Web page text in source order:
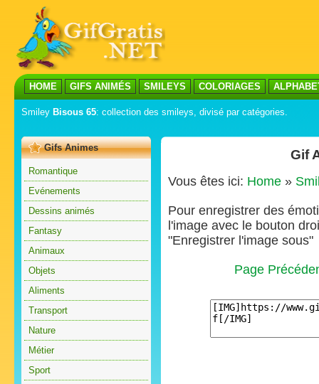
HOME GIFS ANIMÉS SMILEYS COLORIAGES
Smiley Bisous 65: collection des smileys, divisé par catégories.
Gifs Animes
Romantique
Evénements
Dessins animés
Fantasy
Animaux
Objets
Aliments
Transport
Nature
Métier
Sport
Gif
Vous êtes ici: Home »
Pour enregistrer des
l'image avec le bouton
"Enregistrer l'image sous"
Page